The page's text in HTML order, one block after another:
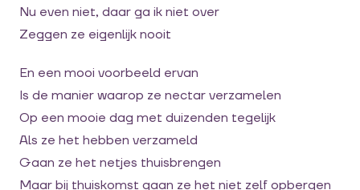
Nu even niet, daar ga ik niet over
Zeggen ze eigenlijk nooit
En een mooi voorbeeld ervan
Is de manier waarop ze nectar verzamelen
Op een mooie dag met duizenden tegelijk
Als ze het hebben verzameld
Gaan ze het netjes thuisbrengen
Maar bij thuiskomst gaan ze het niet zelf opbergen